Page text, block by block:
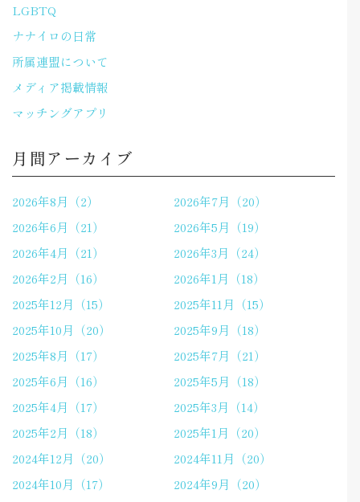
LGBTQ
ナナイロの日常
所属連盟について
メディア掲載情報
マッチングアプリ
月間アーカイブ
2026年8月（2）
2026年7月（20）
2026年6月（21）
2026年5月（19）
2026年4月（21）
2026年3月（24）
2026年2月（16）
2026年1月（18）
2025年12月（15）
2025年11月（15）
2025年10月（20）
2025年9月（18）
2025年8月（17）
2025年7月（21）
2025年6月（16）
2025年5月（18）
2025年4月（17）
2025年3月（14）
2025年2月（18）
2025年1月（20）
2024年12月（20）
2024年11月（20）
2024年10月（17）
2024年9月（20）